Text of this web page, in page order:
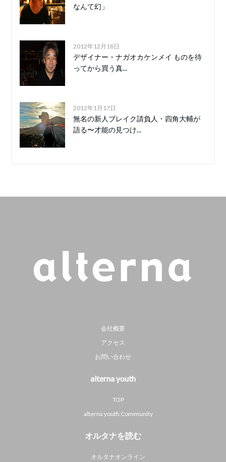
なんて幻」
2012年12月18日
デザイナー・ナガオカケンメイ ものを待
ってから買う真...
2012年1月17日
無名の新人ブレイク請負人・四角大輔が
語る〜才能の見つけ...
会社概要
アクセス
お問い合わせ
alterna youth
TOP
alterna youth Community
オルタナを読む
オルタナオンライン